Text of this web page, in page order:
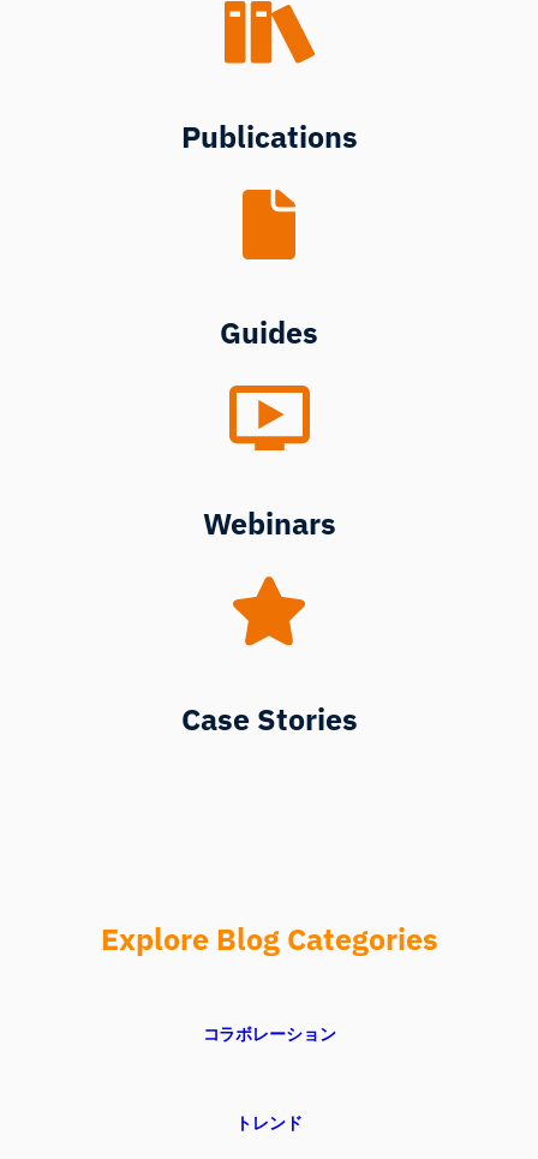
Publications
Guides
Webinars
Case Stories
Explore Blog Categories
コラボレーション
トレンド